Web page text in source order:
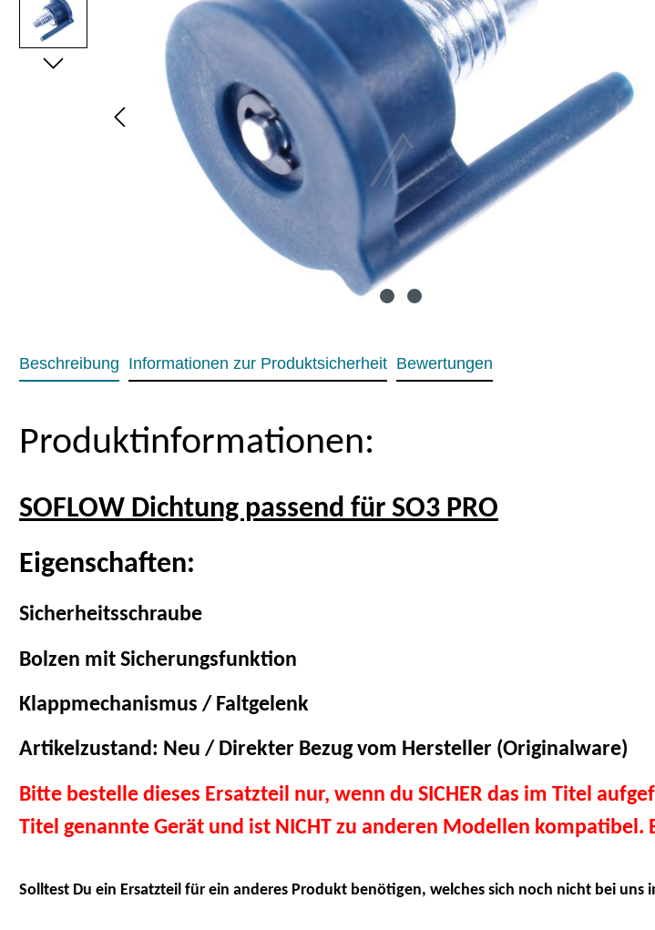
Beschreibung Informationen zur Produktsicherheit Bewertungen
Produktinformationen:
SOFLOW Dichtung passend für SO3 PRO
Eigenschaften:
Sicherheitsschraube
Bolzen mit Sicherungsfunktion
Klappmechanismus / Faltgelenk
Artikelzustand: Neu / Direkter Bezug vom Hersteller (Originalware)
Bitte bestelle dieses Ersatzteil nur, wenn du SICHER das im Titel
Titel genannte Gerät und ist NICHT zu anderen Modellen kompatibel.
Solltest Du ein Ersatzteil für ein anderes Produkt benötigen, welches sich noch nicht bei